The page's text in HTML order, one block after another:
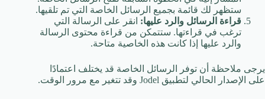
ستظهر لك قائمة بجميع الرسائل الخاصة التي تم تلقيها.
قراءة الرسائل والرد عليها: انقر على الرسالة التي
ترغب في قراءتها. ستتمكن من قراءة محتوى الرسالة
والرد عليها إذا كانت هذه الخاصية متاحة.
يرجى ملاحظة أن توفر الرسائل الخاصة قد يختلف اعتمادًا
على الإصدار الحالي لتطبيق Jodel وقد تتغير مع مرور الوقت.